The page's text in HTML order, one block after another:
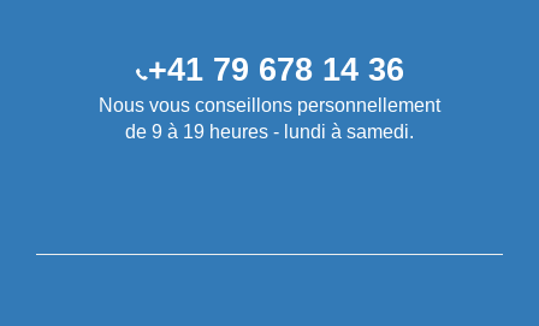
+41 79 678 14 36
Nous vous conseillons personnellement
de 9 à 19 heures - lundi à samedi.